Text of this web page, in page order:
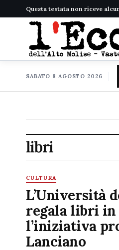
Questa testata non riceve
SABATO 8 AGOSTO 2026
libri
CULTURA
L’Università
regala libri in
l’iniziativa
Lanciano